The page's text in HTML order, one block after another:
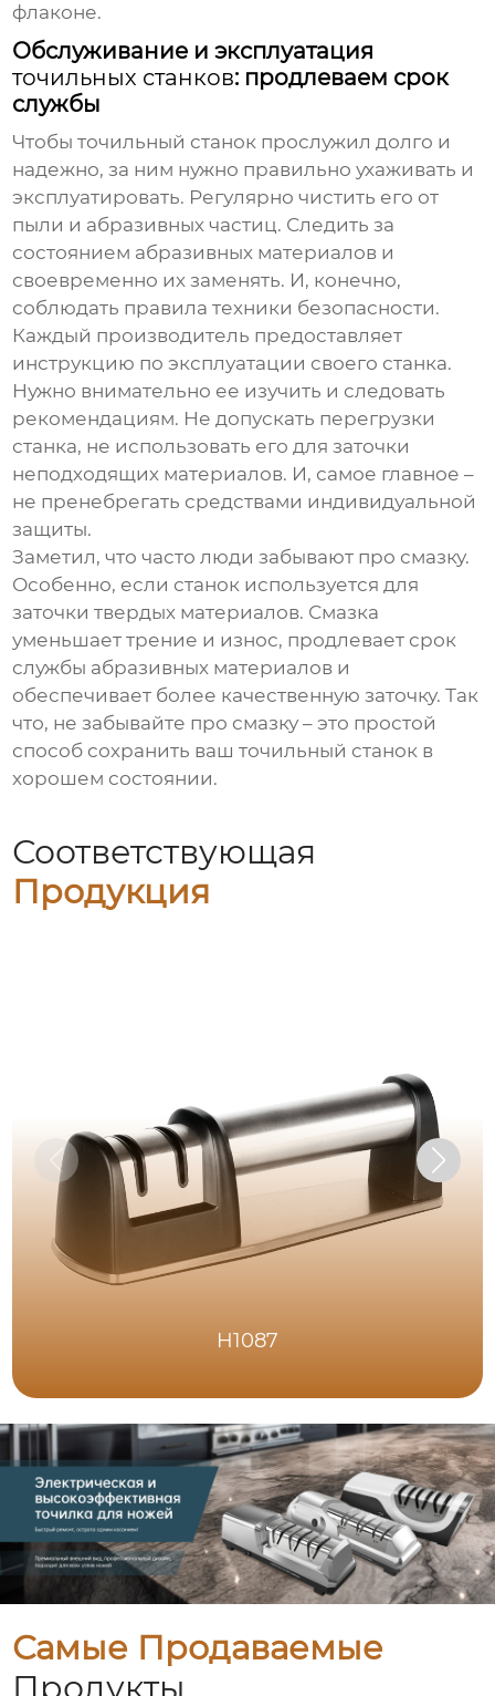
флаконе.
Обслуживание и эксплуатация
точильных станков: продлеваем срок
службы
Чтобыточильный станок прослужил долго и
надежно, за ним нужно правильно ухаживать и
эксплуатировать. Регулярно чистить его от
пыли и абразивных частиц. Следить за
состоянием абразивных материалов и
своевременно их заменять. И, конечно,
соблюдать правила техники безопасности.
Каждый производитель предоставляет
инструкцию по эксплуатации своего станка.
Нужно внимательно ее изучить и следовать
рекомендациям. Не допускать перегрузки
станка, не использовать его для заточки
неподходящих материалов. И, самое главное –
не пренебрегать средствами индивидуальной
защиты.
Заметил, что часто люди забывают про смазку.
Особенно, если станок используется для
заточки твердых материалов. Смазка
уменьшает трение и износ, продлевает срок
службы абразивных материалов и
обеспечивает более качественную заточку. Так
что, не забывайте про смазку – это простой
способ сохранить вашточильный станок в
хорошем состоянии.
Соответствующая
Продукция
H1087
Самые Продаваемые